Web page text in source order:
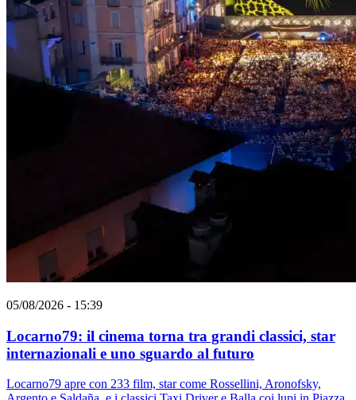
05/08/2026 - 15:39
Locarno79: il cinema torna tra grandi classici, star
internazionali e uno sguardo al futuro
Locarno79 apre con 233 film, star come Rossellini, Aronofsky,